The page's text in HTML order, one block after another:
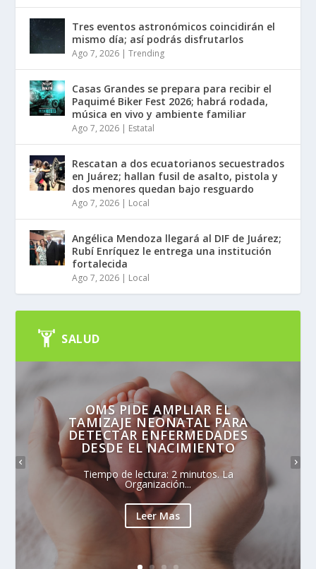
Tres eventos astronómicos coincidirán el
mismo día; así podrás disfrutarlos
Ago 7, 2026 |Trending
Casas Grandes se prepara para recibir el
Paquimé Biker Fest 2026; habrá rodada,
música en vivo y ambiente familiar
Ago 7, 2026 | Estatal
Rescatan a dos ecuatorianos secuestrados
en Juárez; hallan fusil de asalto, pistola y
dos menores quedan bajo resguardo
Ago 7, 2026 | Local
Angélica Mendoza llegará al DIF de Juárez;
Rubí Enríquez le entrega una institución
fortalecida
Ago 7, 2026 | Local
SALUD
OMS PIDE AMPLIAR EL
TAMIZAJE NEONATAL PARA
DETECTAR ENFERMEDADES
DESDE EL NACIMIENTO
Tiempo de lectura: 2 minutos. La
Organización...
Leer Mas